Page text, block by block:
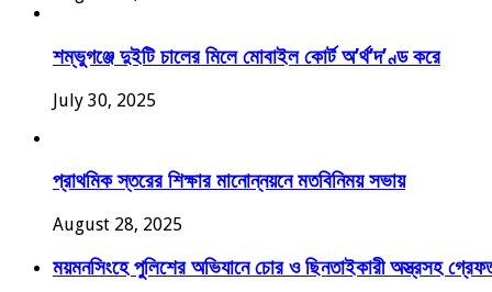
শম্ভুগঞ্জে দুইটি চালের মিলে মোবাইল কোর্ট অ’র্থ’দ’ণ্ড করে
July 30, 2025
প্রাথমিক স্তরের শিক্ষার মানোন্নয়নে মতবিনিময় সভায়
August 28, 2025
ময়মনসিংহে পুলিশের অভিযানে চোর ও ছিনতাইকারী অস্ত্রসহ